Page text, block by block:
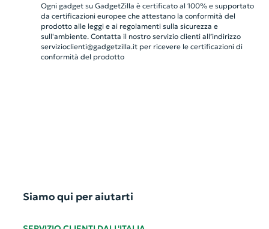
Ogni gadget su GadgetZilla è certificato al 100% e supportato
da certificazioni europee che attestano la conformità del
prodotto alle leggi e ai regolamenti sulla sicurezza e
sull'ambiente. Contatta il nostro servizio clienti all’indirizzo
servizioclienti@gadgetzilla.itper ricevere le certificazioni di
conformità del prodotto
Siamo qui per aiutarti